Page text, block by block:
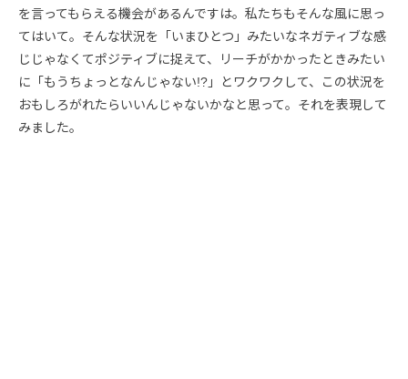
を言ってもらえる機会があるんですは。私たちもそんな風に思っ
てはいて。そんな状況を「いまひとつ」みたいなネガティブな感
じじゃなくてポジティブに捉えて、リーチがかかったときみたい
に「もうちょっとなんじゃない!?」とワクワクして、この状況を
おもしろがれたらいいんじゃないかなと思って。それを表現して
みました。